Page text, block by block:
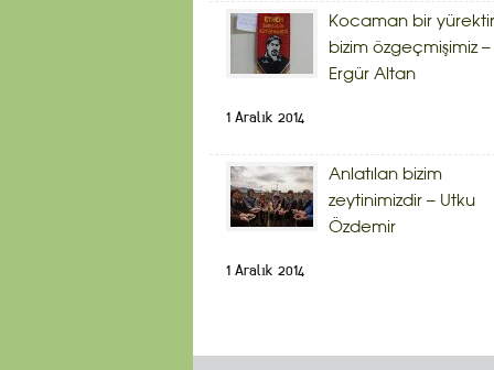
Kocaman bir yürektir
bizim özgeçmişimiz –
Ergür Altan
1 Aralık 2014
Anlatılan bizim
zeytinimizdir – Utku
Özdemir
1 Aralık 2014